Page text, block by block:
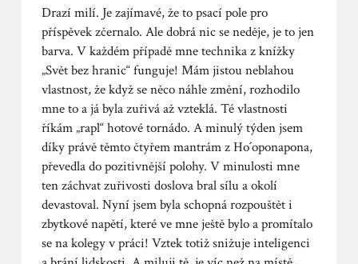
Drazí milí. Je zajímavé, že to psací pole pro
příspěvek zčernalo. Ale dobrá nic se neděje, je to jen
barva. V každém případě mne technika z knížky
„Svět bez hranic“ funguje! Mám jistou neblahou
vlastnost, že když se něco náhle změní, rozhodilo
mne to a já byla zuřivá až vzteklá. Té vlastnosti
říkám „rapl“ hotové tornádo. A minulý týden jsem
díky právě těmto čtyřem mantrám z Ho´oponapona,
převedla do pozitivnější polohy. V minulosti mne
ten záchvat zuřivosti doslova bral sílu a okolí
devastoval. Nyní jsem byla schopná rozpouštět i
zbytkové napětí, které ve mne ještě bylo a promítalo
se na kolegy v práci! Vztek totiž snižuje inteligenci